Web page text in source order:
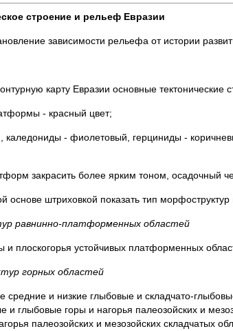
строение и рельеф Евразии
зависимости рельефа от истории
карту Евразии основные тектонические
- красный цвет;
- фиолетовый, герциниды -
закрасить более ярким тоном, осадочный
основе штриховкой показать тип морфоструктур
равнинно-платформенных областей
и плоскогорья устойчивых платформенных
горных областей
средние и низкие глыбовые и складчато-
и глыбовые горы и нагорья палеозойских и
палеозойских и мезозойских складчатых